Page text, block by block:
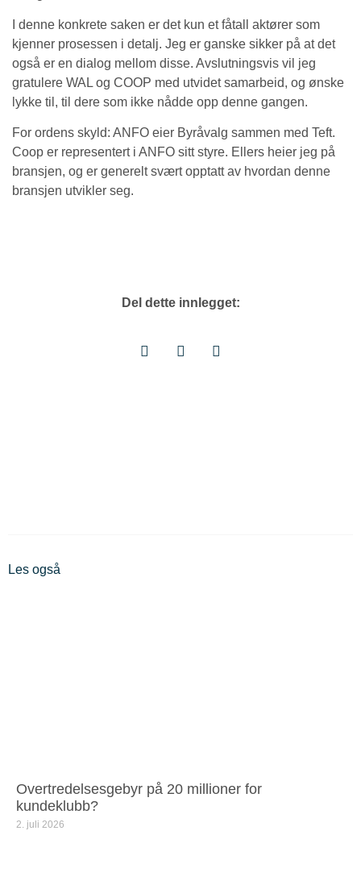
I denne konkrete saken er det kun et fåtall aktører som
kjenner prosessen i detalj. Jeg er ganske sikker på at det
også er en dialog mellom disse. Avslutningsvis vil jeg
gratulere WAL og COOP med utvidet samarbeid, og ønske
lykke til, til dere som ikke nådde opp denne gangen.
For ordens skyld: ANFO eier Byråvalg sammen med Teft.
Coop er representert i ANFO sitt styre. Ellers heier jeg på
bransjen, og er generelt svært opptatt av hvordan denne
bransjen utvikler seg.
Del dette innlegget:
Les også
Overtredelsesgebyr på 20 millioner for
kundeklubb?
2. juli 2026